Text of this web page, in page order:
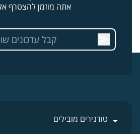
אתה מוזמן להצטרף
טורנירים מובילים